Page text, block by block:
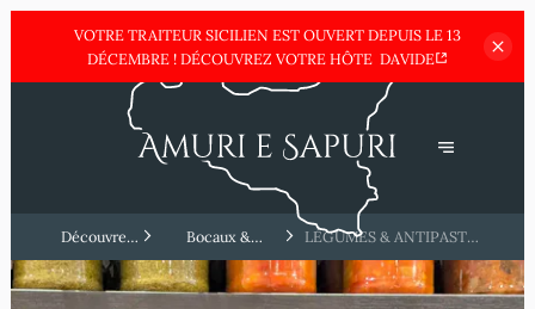
VOTRE TRAITEUR SICILIEN EST OUVERT DEPUIS LE 13
DÉCEMBRE !DÉCOUVREZ VOTRE HÔTE DAVIDE
Découvrez
la Sicile
Bocaux &
Antipasti GIAPAS
LÉGUMES & ANTIPASTI
ARTISANAUX